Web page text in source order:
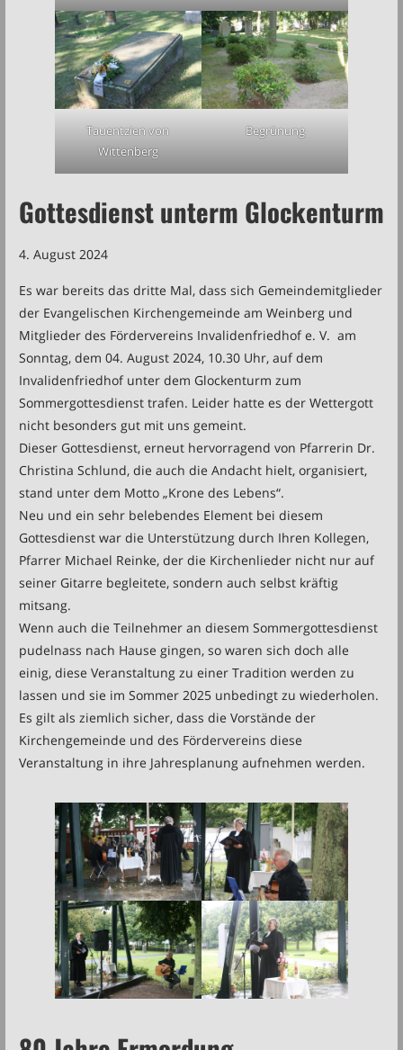
Tauentzien von
Wittenberg
Begrünung
Gottesdienst unterm Glockenturm
4. August 2024
Es war bereits das dritte Mal, dass sich Gemeindemitglieder
der Evangelischen Kirchengemeinde am Weinberg und
Mitglieder des Fördervereins Invalidenfriedhof e. V. am
Sonntag, dem 04. August 2024, 10.30 Uhr, auf dem
Invalidenfriedhof unter dem Glockenturm zum
Sommergottesdienst trafen. Leider hatte es der Wettergott
nicht besonders gut mit uns gemeint.
Dieser Gottesdienst, erneut hervorragend von Pfarrerin Dr.
Christina Schlund, die auch die Andacht hielt, organisiert,
stand unter dem Motto „Krone des Lebens“.
Neu und ein sehr belebendes Element bei diesem
Gottesdienst war die Unterstützung durch Ihren Kollegen,
Pfarrer Michael Reinke, der die Kirchenlieder nicht nur auf
seiner Gitarre begleitete, sondern auch selbst kräftig
mitsang.
Wenn auch die Teilnehmer an diesem Sommergottesdienst
pudelnass nach Hause gingen, so waren sich doch alle
einig, diese Veranstaltung zu einer Tradition werden zu
lassen und sie im Sommer 2025 unbedingt zu wiederholen.
Es gilt als ziemlich sicher, dass die Vorstände der
Kirchengemeinde und des Fördervereins diese
Veranstaltung in ihre Jahresplanung aufnehmen werden.